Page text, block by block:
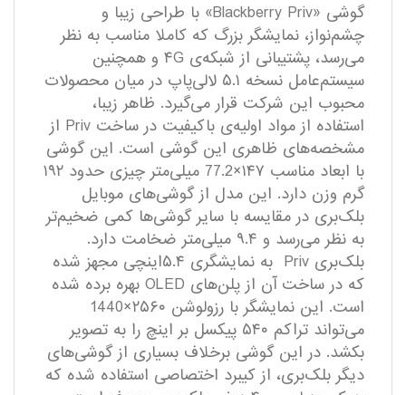
گوشی «Blackberry Priv» با طراحی زیبا و
چشم‌نواز، نمایشگر بزرگ که کاملا مناسب به نظر
می‌رسد، پشتیبانی از شبکه‌ی ۴G و همچنین
سیستم‌عامل نسخه ۵.۱ لالی‌پاپ در میان محصولات
محبوب این شرکت قرار می‌گیرد. ظاهر زیبا،
استفاده از مواد اولیه‌ی باکیفیت در ساخت Priv از
مشخصه‌های ظاهری این گوشی است. این گوشی
با ابعاد مناسب ۱۴۷×77.2 میلی‌متر چیزی حدود ۱۹۲
گرم وزن دارد. این مدل از گوشی‌های موبایل
بلک‌بری در مقایسه با سایر گوشی‌ها کمی ضخیم‌تر
به نظر می‌رسد و ۹.۴ میلی‌متر ضخامت دارد.
بلک‌بری Priv به نمایشگری ۵.۴اینچی مجهز شده‌
که در ساخت آن از پلن‌های OLED بهره برده شده
است. این نمایشگر با رزولوشن ۲۵۶۰×1440
می‌تواند تراکم ۵۴۰ پیکسل بر اینچ را به تصویر
بکشد. در این گوشی برخلاف بسیاری از گوشی‌های
دیگر بلک‌بری، از کیبرد اختصاصی استفاده شده که